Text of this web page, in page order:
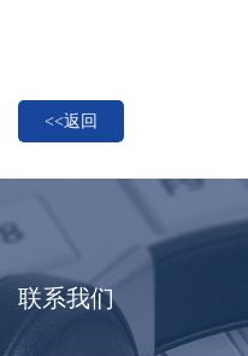
<<返回
联系我们